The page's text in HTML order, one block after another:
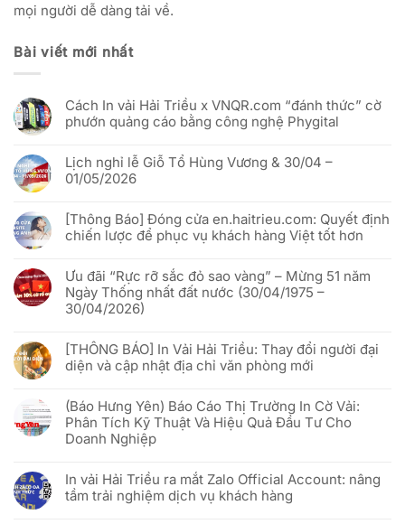
mọi người dễ dàng tải về.
Bài viết mới nhất
Cách In vải Hải Triều x VNQR.com “đánh thức” cờ
phướn quảng cáo bằng công nghệ Phygital
bình
luận
ở
vải
Hải
Triều
“đánh
thức”
cờ
phướn
quảng
công
nghệ
Phygital
Lịch nghỉ lễ Giỗ Tổ Hùng Vương & 30/04 –
01/05/2026
bình
luận
ở
lễ
Giỗ
Tổ
Hùng
Vương
–
01/05/2026
[Thông Báo] Đóng cửa en.haitrieu.com: Quyết định
chiến lược để phục vụ khách hàng Việt tốt hơn
bình
luận
ở
[Thông
Báo]
en.haitrieu.com:
Quyết
định
để
phục
vụ
khách
hàng
hơn
Ưu đãi “Rực rỡ sắc đỏ sao vàng” – Mừng 51 năm
Ngày Thống nhất đất nước (30/04/1975 –
30/04/2026)
bình
luận
ở
“Rực
rỡ
sắc
đỏ
sao
Mừng
51
năm
[THÔNG BÁO] In Vải Hải Triều: Thay đổi người đại
diện và cập nhật địa chỉ văn phòng mới
bình
luận
ở
[THÔNG
BÁO]
Hải
Triều:
Thay
(Báo Hưng Yên) Báo Cáo Thị Trường In Cờ Vải:
Phân Tích Kỹ Thuật Và Hiệu Quả Đầu Tư Cho
Doanh Nghiệp
bình
luận
ở
In vải Hải Triều ra mắt Zalo Official Account: nâng
tầm trải nghiệm dịch vụ khách hàng